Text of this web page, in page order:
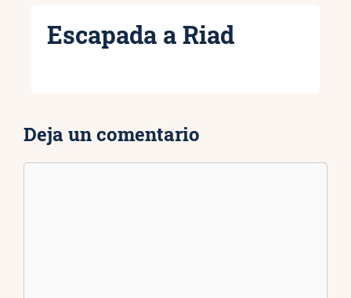
Escapada a Riad
Deja un comentario